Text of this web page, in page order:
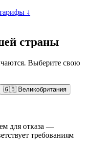
↓
страны
Выберите свою
🇬🇧 Великобритания
для отказа —
требованиям